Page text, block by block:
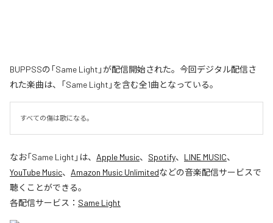
BUPPSSの「Same Light」が配信開始された。今回デジタル配信さ
れた楽曲は、「Same Light」を含む全1曲となっている。
すべての傷は歌になる。
なお「Same Light 」は、 Apple Music、 Spotify、 LINE MUSIC、
YouTube Music、 Amazon Music Unlimitedなどの音楽配信サービスで
聴くことができる。
各配信サービス： Same Light